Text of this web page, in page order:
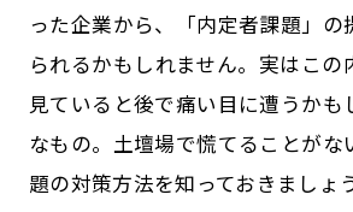
LINE登録
サイトマップ
プラ
公式SNSはこちら
った企業から、「内定者課題」の
られるかもしれません。実はこの
見ていると後で痛い目に遭うかも
なもの。土壇場で慌てることがな
題の対策方法を知っておきましょう